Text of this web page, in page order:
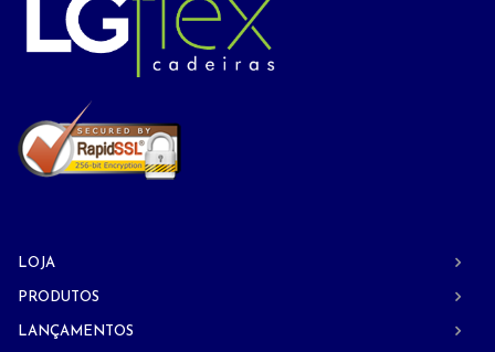
LOJA
PRODUTOS
LANÇAMENTOS